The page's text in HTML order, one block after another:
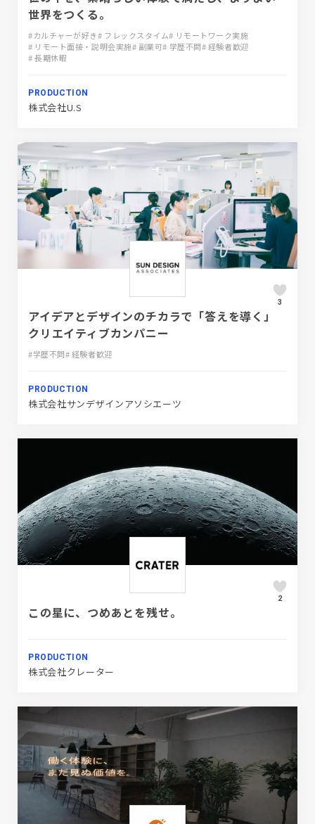
世界をつくる。
#カルチャーが好き# フレックスタイム# リモートワーク実施
# リモート面接・説明会実施# 副業可# 学歴不問# 経験者歓迎
# 長期休暇
PRODUCTION
株式会社U.S
3
アイデアとデザインのチカラで「答えを導く」
クリエイティブカンパニー
#学歴不問# 経験者歓迎
PRODUCTION
株式会社サンデザインアソシエーツ
2
この星に、つめあとを残せ。
PRODUCTION
株式会社クレーター